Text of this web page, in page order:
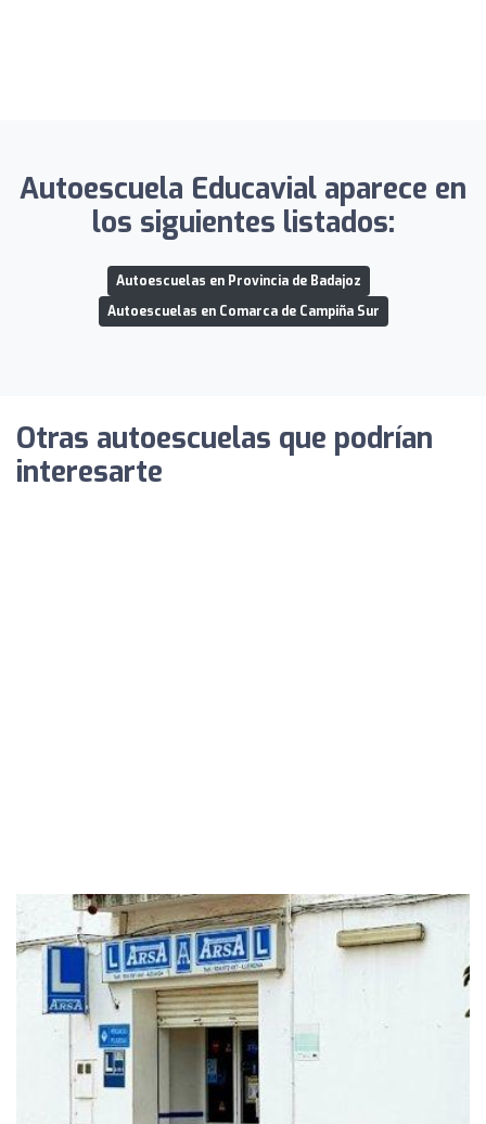
Autoescuela Educavial aparece en
los siguientes listados:
Autoescuelas en Provincia de Badajoz
Autoescuelas en Comarca de Campiña Sur
Otras autoescuelas que podrían
interesarte